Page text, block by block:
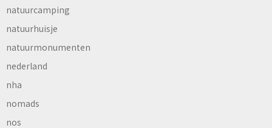
natuurcamping
natuurhuisje
natuurmonumenten
nederland
nha
nomads
nos